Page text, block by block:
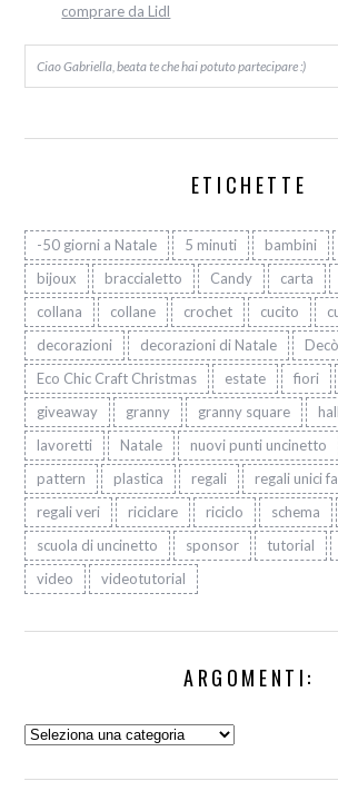
comprare da Lidl
Ciao Gabriella, beata te che hai potuto partecipare :)
ETICHETTE
-50 giorni a Natale 5 minuti bambini
bijoux
braccialetto Candy carta
collana
collane crochet cucito
decorazioni
decorazioni di Natale
Eco Chic Craft Christmas
estate fiori
giveaway
granny granny square
lavoretti
Natale nuovi punti uncinetto
pattern
plastica regali
regali unici
regali veri
riciclare riciclo schema
scuola di uncinetto
sponsor tutorial
video
videotutorial
ARGOMENTI:
Argomenti: